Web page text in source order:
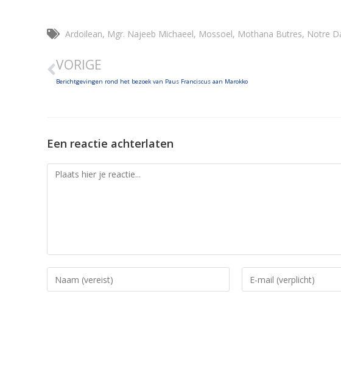
Ardoilean, Mgr. Najeeb Michaeel, Mossoel, Mothana Butres, Notre
VORIGE
Berichtgevingen rond het bezoek van Paus Franciscus aan Marokko
Een reactie achterlaten